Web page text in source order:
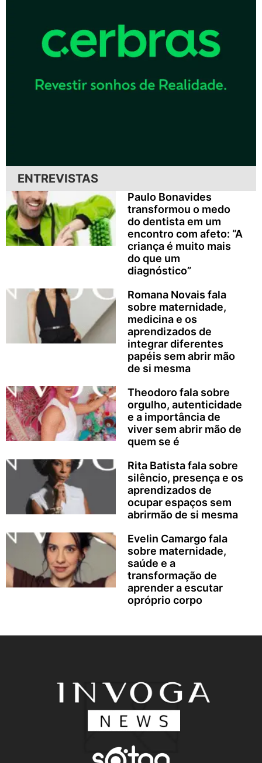
ENTREVISTAS
Paulo Bonavides
transformou o medo
do dentista em um
encontro com afeto: “A
criança é muito mais
do que um
diagnóstico”
Romana Novais fala
sobre maternidade,
medicina e os
aprendizados de
integrar diferentes
papéis sem abrir mão
de si mesma
Theodoro fala sobre
orgulho, autenticidade
e a importância de
viver sem abrir mão de
quem se é
Rita Batista fala sobre
silêncio, presença e os
aprendizados de
ocupar espaços sem
abrirmão de si mesma
Evelin Camargo fala
sobre maternidade,
saúde e a
transformação de
aprender a escutar
opróprio corpo